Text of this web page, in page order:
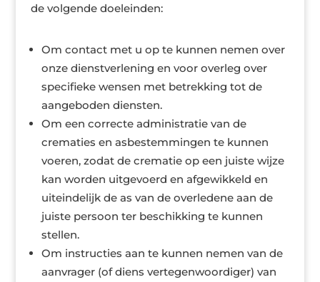
de volgende doeleinden:
Om contact met u op te kunnen nemen over
onze dienstverlening en voor overleg over
specifieke wensen met betrekking tot de
aangeboden diensten.
Om een correcte administratie van de
crematies en asbestemmingen te kunnen
voeren, zodat de crematie op een juiste wijze
kan worden uitgevoerd en afgewikkeld en
uiteindelijk de as van de overledene aan de
juiste persoon ter beschikking te kunnen
stellen.
Om instructies aan te kunnen nemen van de
aanvrager (of diens vertegenwoordiger) van